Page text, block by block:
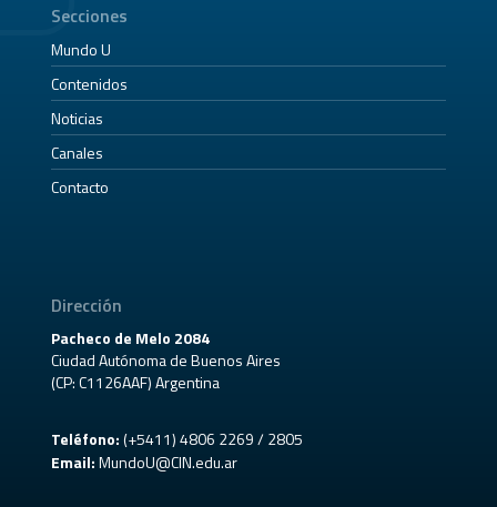
Secciones
Mundo U
Contenidos
Noticias
Canales
Contacto
Dirección
Pacheco de Melo 2084
Ciudad Autónoma de Buenos Aires
(CP: C1126AAF) Argentina
Teléfono:(+5411) 4806 2269 / 2805
Email: MundoU@CIN.edu.ar